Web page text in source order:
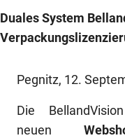
Duales System
Pegnitz, 12.
Die
neuen